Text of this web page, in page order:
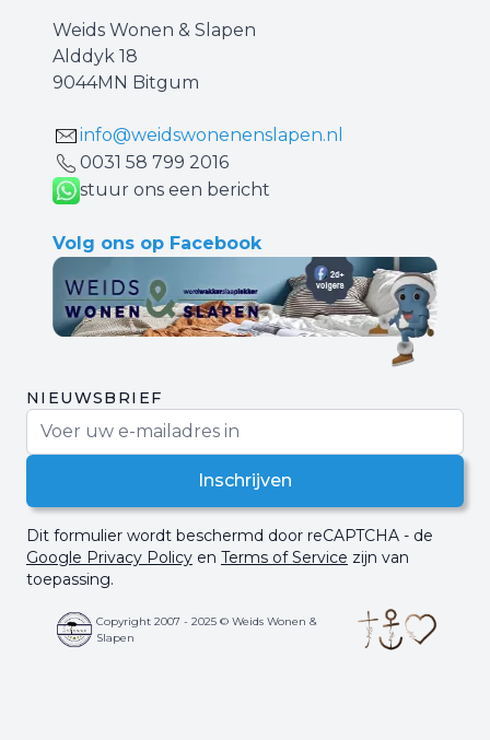
Weids Wonen & Slapen
Alddyk 18
9044MN Bitgum
info@weidswonenenslapen.nl
0031 ‪58 799 2016‬
stuur ons een bericht
Volg ons op Facebook
NIEUWSBRIEF
Inschrijven
Dit formulier wordt beschermd door reCAPTCHA - de
Google Privacy Policy en Terms of Service zijn van
toepassing.
Copyright 2007 - 2025 © Weids Wonen &
Slapen